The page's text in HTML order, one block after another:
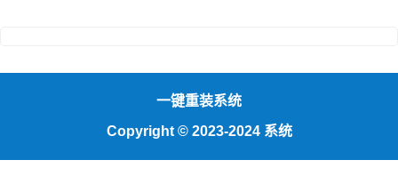
一键重装系统
Copyright ©2023-2024 系统